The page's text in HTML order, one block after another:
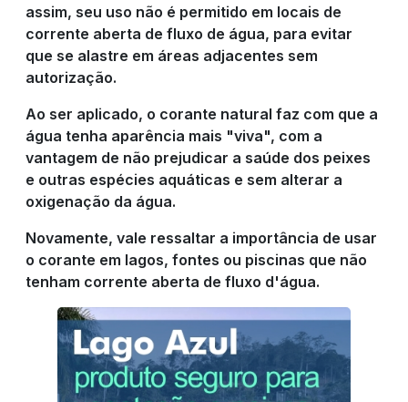
assim, seu uso não é permitido em locais de
corrente aberta de fluxo de água, para evitar
que se alastre em áreas adjacentes sem
autorização.
Ao ser aplicado, o corante natural faz com que a
água tenha aparência mais "viva", com a
vantagem de não prejudicar a saúde dos peixes
e outras espécies aquáticas e sem alterar a
oxigenação da água.
Novamente, vale ressaltar a importância de usar
o corante em lagos, fontes ou piscinas que não
tenham corrente aberta de fluxo d'água.